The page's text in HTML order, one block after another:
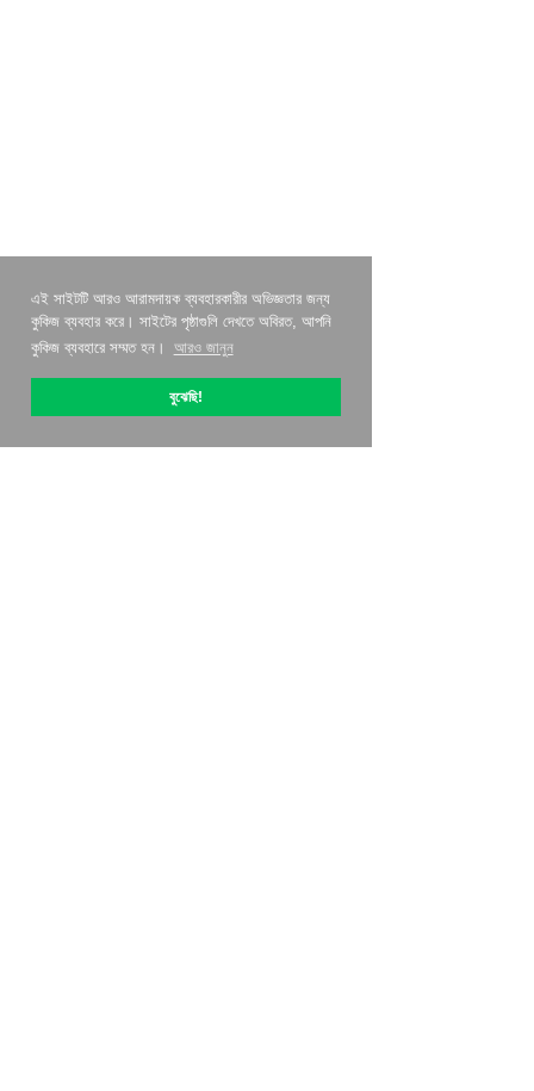
এই সাইটটি আরও আরামদায়ক ব্যবহারকারীর অভিজ্ঞতার জন্য
কুকিজ ব্যবহার করে। সাইটের পৃষ্ঠাগুলি দেখতে অবিরত, আপনি
কুকিজ ব্যবহারে সম্মত হন।
আরও জানুন
বুঝেছি!